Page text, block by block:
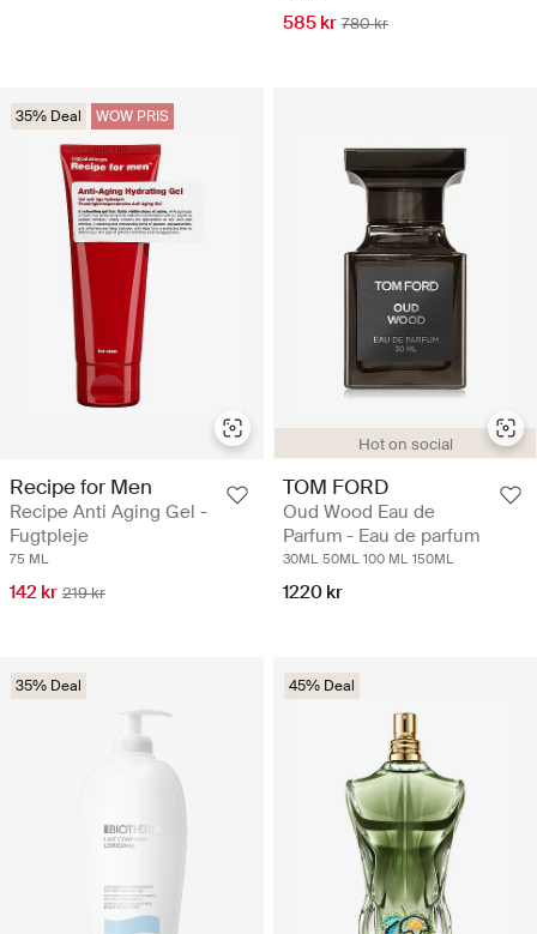
585 kr 780 kr
35% Deal WOW PRIS
Recipe for Men
Recipe Anti Aging Gel -
Fugtpleje
75 ML
142 kr 219 kr
Hot on social
TOM FORD
Oud Wood Eau de
Parfum - Eau de parfum
30ML 50ML 100 ML 150ML
1220 kr
35% Deal 45% Deal